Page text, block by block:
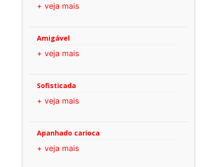
+ veja mais
Amigável
+ veja mais
Sofisticada
+ veja mais
Apanhado carioca
+ veja mais